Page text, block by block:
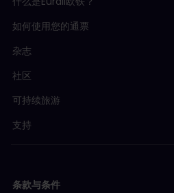
如何使用您的通票
杂志
社区
可持续旅游
支持
条款与条件